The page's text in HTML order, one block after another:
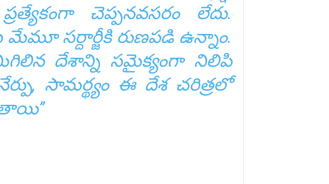
చెప్పనవసరం లేదు.
మేమూ సర్దార్జీకి రుణపడి ఉన్నాం.
దేశాన్ని సమైక్యంగా నిలిపి
సామర్థ్యం ఈ దేశ చరిత్రలో